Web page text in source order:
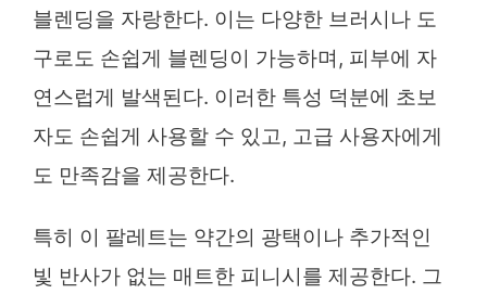
블렌딩을 자랑한다. 이는 다양한 브러시나 도
구로도 손쉽게 블렌딩이 가능하며, 피부에 자
연스럽게 발색된다. 이러한 특성 덕분에 초보
자도 손쉽게 사용할 수 있고, 고급 사용자에게
도 만족감을 제공한다.
특히 이 팔레트는 약간의 광택이나 추가적인
빛 반사가 없는 매트한 피니시를 제공한다. 그